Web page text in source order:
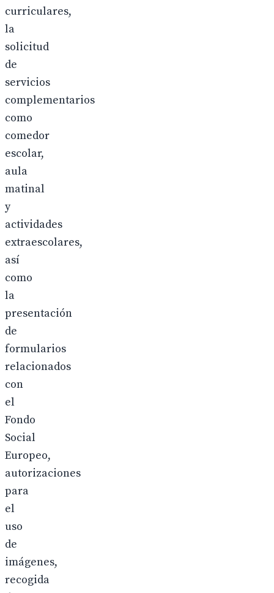
curriculares,
la
solicitud
de
servicios
complementarios
como
comedor
escolar,
aula
matinal
y
actividades
extraescolares,
así
como
la
presentación
de
formularios
relacionados
con
el
Fondo
Social
Europeo,
autorizaciones
para
el
uso
de
imágenes,
recogida